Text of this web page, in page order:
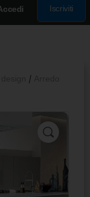
Iscriviti
/